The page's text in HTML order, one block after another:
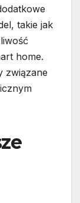
takie jak
home.
związane